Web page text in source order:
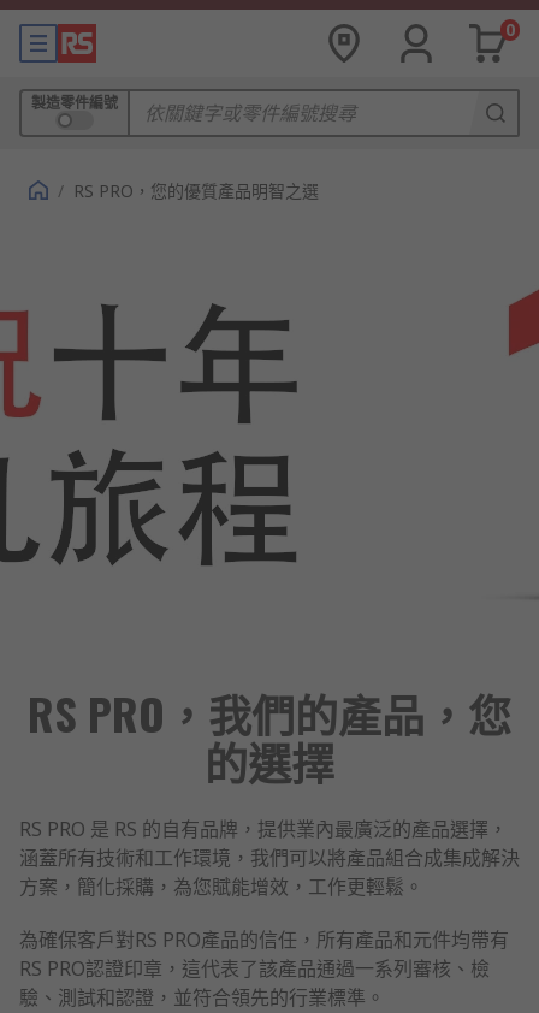
0
製造零件編號
/ RS PRO，您的優質產品明智之選
RS PRO，我們的產品，您
的選擇
RS PRO 是 RS 的自有品牌，提供業內最廣泛的產品選擇，
涵蓋所有技術和工作環境，我們可以將產品組合成集成解決
方案，簡化採購，為您賦能增效，工作更輕鬆。
為確保客戶對RS PRO產品的信任，所有產品和元件均帶有
RS PRO認證印章，這代表了該產品通過一系列審核、檢
驗、測試和認證，並符合領先的行業標準。